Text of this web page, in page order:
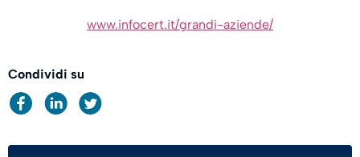
www.infocert.it/grandi-aziende/
Condividi su